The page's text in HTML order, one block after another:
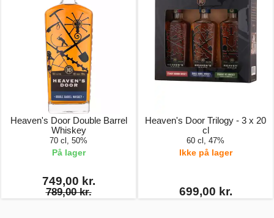
Heaven's Door Double Barrel
Whiskey
70 cl, 50%
På lager
749,00 kr.
789,00 kr.
Heaven's Door Trilogy - 3 x 20
cl
60 cl, 47%
Ikke på lager
699,00 kr.